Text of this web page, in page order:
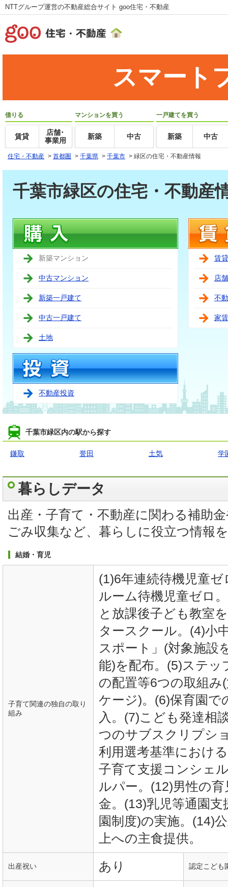
NTTグループ運営の不動産総合サイト goo住宅・不動産
スマート
借りる
賃貸
店舗･
事業用
マンションを買う
新築 中古
一戸建てを買う
新築 中古
住宅・不動産 > 首都圏 > 千葉県 > 千葉市 > 緑区の住宅・不動産情報
千葉市緑区の住宅・不動産
新築マンション
中古マンション
新築一戸建て
中古一戸建て
土地
不動産投資
賃
店
不
家
千葉市緑区内の駅から探す
鎌取 誉田 土気 学
暮らしデータ
出産・子育て・不動産に関わる補助
ごみ収集など、暮らしに役立つ情報
結婚・育児
子育て関連の独自の取り
組み
(1)6年連続待機児童
ルーム待機児童ゼロ
と放課後子ども教室
タースクール。(4)小
スポート」(対象施設
能)を配布。(5)ステ
の配置等6つの取組み
ケージ)。(6)保育園で
入。(7)こども発達相
つのサブスクリプシ
利用選考基準におけ
子育て支援コンシェ
ルパー。(12)男性の
金。(13)乳児等通園
園制度)の実施。(14)
上への主食提供。
出産祝い あり 認定こども